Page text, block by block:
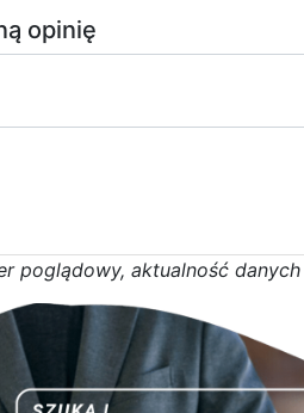
opinię
r poglądowy, aktualność danych